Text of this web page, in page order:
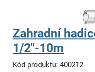
Zahradní
1/2"-10m
Kód produktu: 400212